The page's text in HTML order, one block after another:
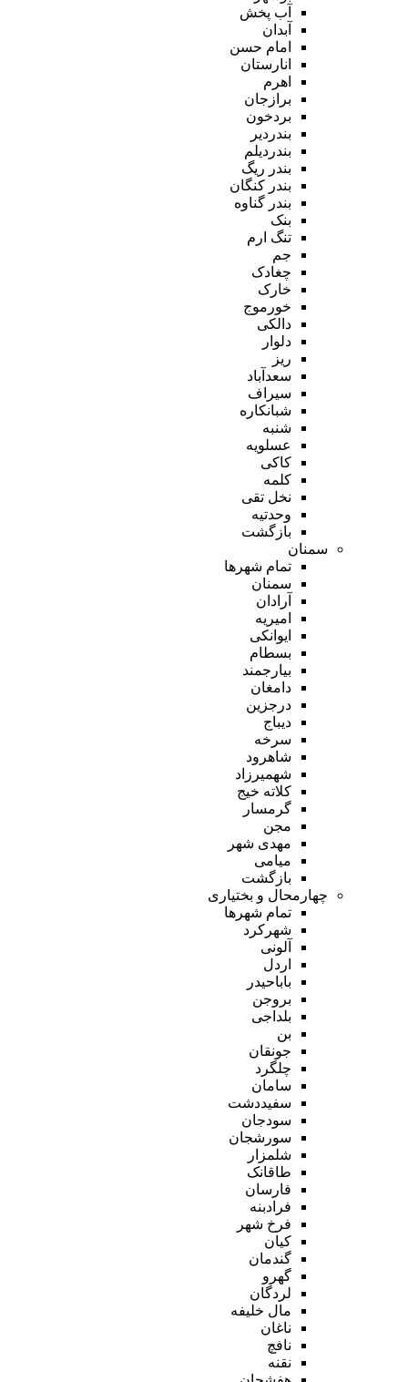
آب پخش
آبدان
امام حسن
انارستان
اهرم
برازجان
بردخون
بندردیر
بندردیلم
بندر ریگ
بندر کنگان
بندر گناوه
بنک
تنگ ارم
جم
چغادک
خارک
خورموج
دالکی
دلوار
ریز
سعدآباد
سیراف
شبانکاره
شنبه
عسلویه
کاکی
کلمه
نخل تقی
وحدتیه
بازگشت
سمنان
تمام شهر‌ها
سمنان
آرادان
امیریه
ایوانکی
بسطام
بیارجمند
دامغان
درجزین
دیباج
سرخه
شاهرود
شهمیرزاد
کلاته خیج
گرمسار
مجن
مهدی شهر
میامی
بازگشت
چهارمحال و بختیاری
تمام شهر‌ها
شهرکرد
آلونی
اردل
باباحیدر
بروجن
بلداجی
بن
جونقان
چلگرد
سامان
سفیددشت
سودجان
سورشجان
شلمزار
طاقانک
فارسان
فرادبنه
فرخ شهر
کیان
گندمان
گهرو
لردگان
مال خلیفه
ناغان
نافچ
نقنه